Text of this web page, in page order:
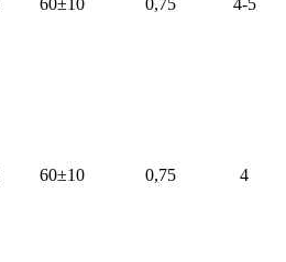
60±10 0,75 4-5
60±10 0,75 4